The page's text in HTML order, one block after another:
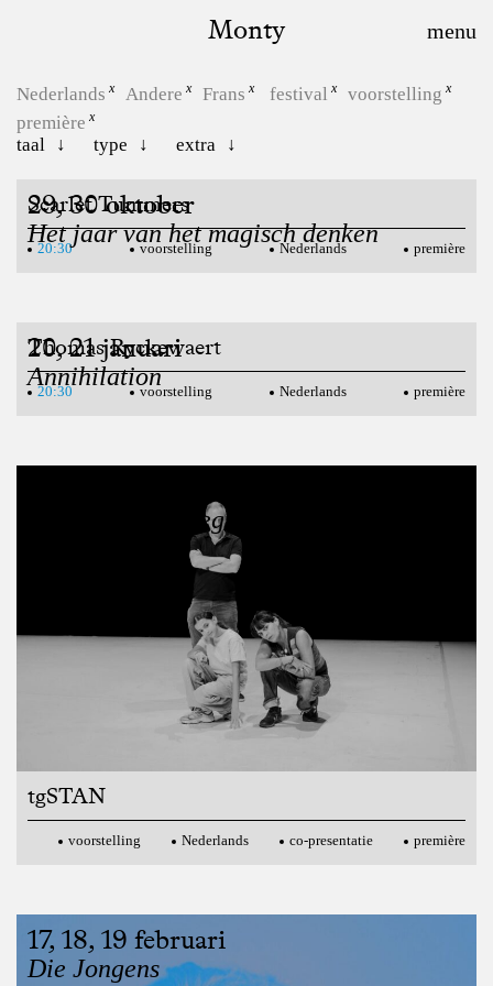
Monty
Nederlands Andere Frans festival
voorstelling
première
taal
type extra
29, 30 oktober
Het jaar van het magisch denken
Scarlet Tummers
20:30 voorstelling Nederlands première
20, 21 januari
Annihilation
Thomas Ryckewaert
20:30 voorstelling Nederlands première
De Wereld Herbeginnen
tgSTAN
voorstelling Nederlands co-presentatie première
17, 18, 19 februari
Die Jongens
Joshua Smits / Monty